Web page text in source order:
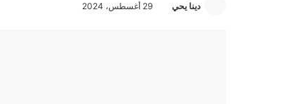
دينا يحي 29 أغسطس، 2024